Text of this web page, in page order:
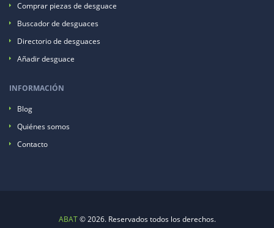
Comprar piezas de desguace
Buscador de desguaces
Directorio de desguaces
Añadir desguace
INFORMACIÓN
Blog
Quiénes somos
Contacto
ABAT© 2026. Reservados todos los derechos.